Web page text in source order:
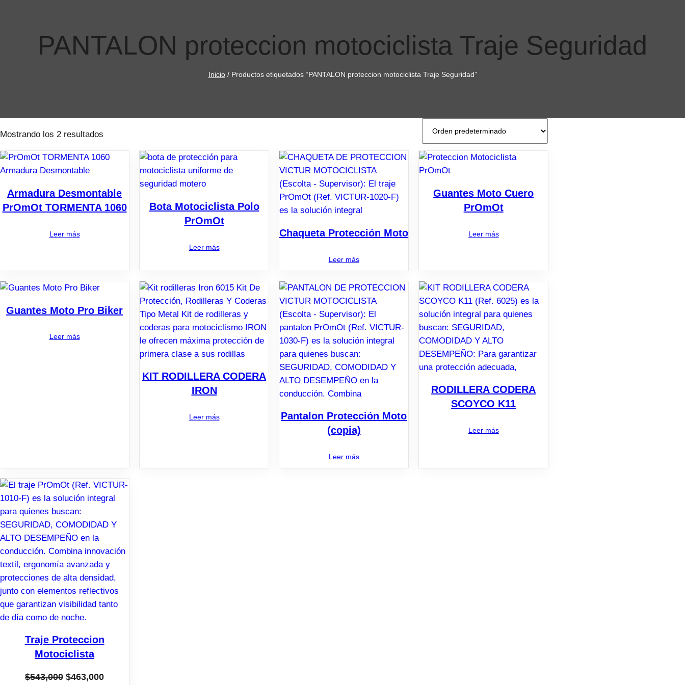
PANTALON proteccion motociclista Traje Seguridad
Inicio/ Productos etiquetados “PANTALON proteccion motociclista Traje Seguridad”
Mostrando los 2 resultados
Armadura Desmontable
PrOmOt TORMENTA 1060
Leer más
Bota Motociclista Polo
PrOmOt
Leer más
Chaqueta Protección Moto
Leer más
Guantes Moto Cuero
PrOmOt
Leer más
Guantes Moto Pro Biker
Leer más
KIT RODILLERA CODERA
IRON
Leer más
Pantalon Protección Moto
(copia)
Leer más
RODILLERA CODERA
SCOYCO K11
Leer más
Traje Proteccion
Motociclista
$543,000 El
$463,000El